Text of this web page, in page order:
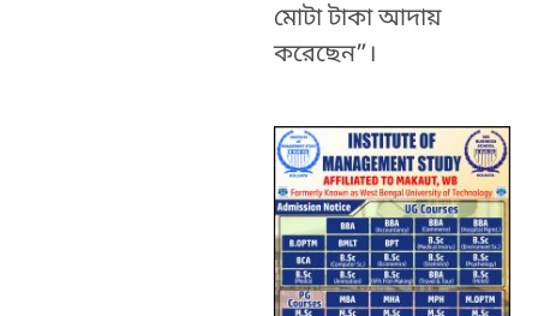
মোটা টাকা আদায়
করেছেন”।